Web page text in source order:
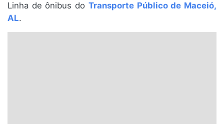
Paraná
Linha de ônibus do Transporte Público de Maceió,
AL.